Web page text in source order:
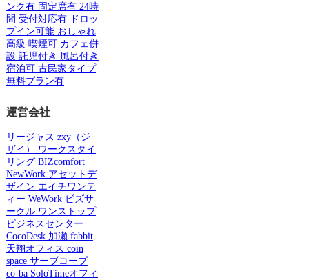
ンク有固定席有24時
間 受付対応有ドロッ
プイン可能おしゃれ
高級 喫煙可カフェ併
設 託児付き 風呂付き
宿泊可古民家タイプ
無料プラン有
運営会社
リージャス zxy（ジ
ザイ）
ワークスタイ
リングBIZcomfort
NewWorkアセットデ
ザイン エイチワンテ
ィー WeWorkビズサ
ークルワンストップ
ビジネスセンター
CocoDesk加瀬 fabbit
天翔オフィス coin
spaceサーブコープ
co-baSoloTimeオフィ